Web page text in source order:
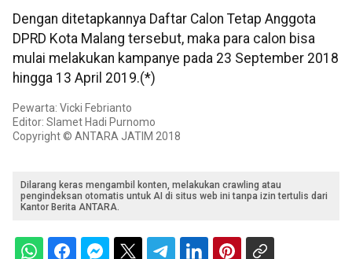
Dengan ditetapkannya Daftar Calon Tetap Anggota
DPRD Kota Malang tersebut, maka para calon bisa
mulai melakukan kampanye pada 23 September 2018
hingga 13 April 2019.(*)
Pewarta: Vicki Febrianto
Editor: Slamet Hadi Purnomo
Copyright © ANTARA JATIM 2018
Dilarang keras mengambil konten, melakukan crawling atau
pengindeksan otomatis untuk AI di situs web ini tanpa izin tertulis dari
Kantor Berita ANTARA.